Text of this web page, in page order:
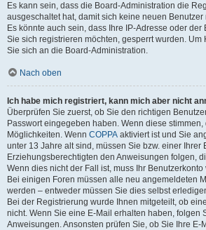
Es kann sein, dass die Board-Administration die
ausgeschaltet hat, damit sich keine neuen
Es könnte auch sein, dass Ihre IP-Adresse oder der
Sie sich registrieren möchten, gesperrt wurden. Um
Sie sich an die Board-Administration.
Nach oben
Ich habe mich registriert, kann mich aber nicht
Überprüfen Sie zuerst, ob Sie den richtigen
Passwort eingegeben haben. Wenn diese stimmen,
Möglichkeiten. Wenn COPPA aktiviert ist und Sie
unter 13 Jahre alt sind, müssen Sie bzw. einer Ihrer
Erziehungsberechtigten den Anweisungen folgen,
Wenn dies nicht der Fall ist, muss Ihr
Bei einigen Foren müssen alle neu angemeldeten
werden – entweder müssen Sie dies selbst
Bei der Registrierung wurde Ihnen mitgeteilt, ob
nicht. Wenn Sie eine E-Mail erhalten haben, folgen
Anweisungen. Ansonsten prüfen Sie, ob Sie Ihre E-